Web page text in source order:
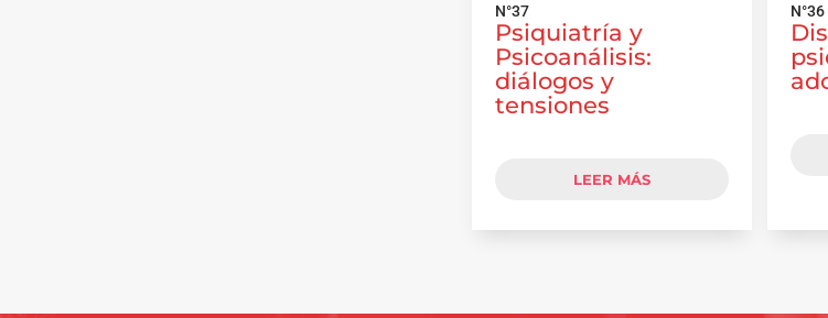
N°37
Psiquiatría y
Psicoanálisis:
diálogos y
tensiones
LEER MÁS
N°36